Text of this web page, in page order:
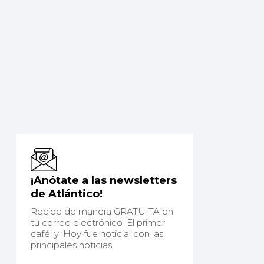
¡Anótate a las newsletters
de Atlántico!
Recibe de manera GRATUITA en
tu correo electrónico 'El primer
café' y 'Hoy fue noticia' con las
principales noticias.